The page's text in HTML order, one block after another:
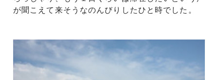
が聞こえて来そうなのんびりしたひと時でした。